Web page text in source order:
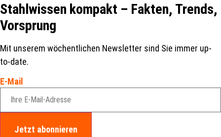
Stahlwissen kompakt – Fakten, Trends,
Vorsprung
Mit unserem wöchentlichen Newsletter sind Sie immer up-
to-date.
E-Mail
Jetzt abonnieren